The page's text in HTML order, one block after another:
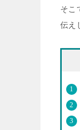
そこ
伝え